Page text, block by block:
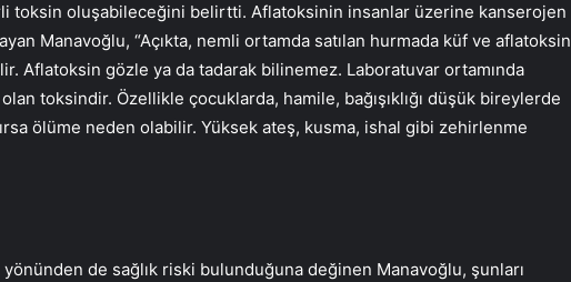
toksin oluşabileceğini belirtti. Aflatoksinin insanlar üzerine kanserojen
Manavoğlu, “Açıkta, nemli ortamda satılan hurmada küf ve aflatoksin
Aflatoksin gözle ya da tadarak bilinemez. Laboratuvar ortamında
toksindir. Özellikle çocuklarda, hamile, bağışıklığı düşük bireylerde
ölüme neden olabilir. Yüksek ateş, kusma, ishal gibi zehirlenme
yönünden de sağlık riski bulunduğuna değinen Manavoğlu, şunları